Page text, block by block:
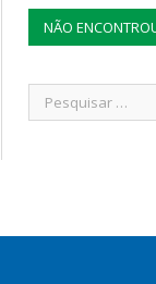
NÃO